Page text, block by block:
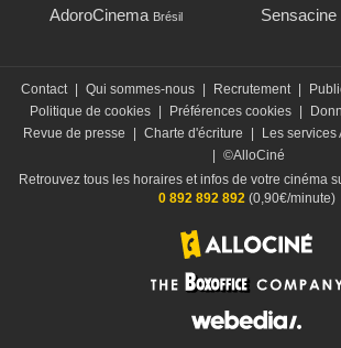
AdoroCinema Brésil
Contact Qui sommes-nous Recrutement
Politique de cookies
Préférences cookies
Revue de presse
Charte d'écriture Les services
©AlloCiné
Retrouvez tous les horaires et infos de votre cinéma
0 892 892 892(0,90€/minute)